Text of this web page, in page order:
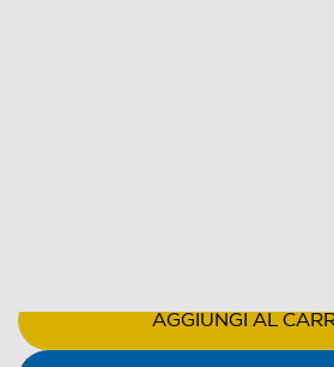
AGGIUNGI AL